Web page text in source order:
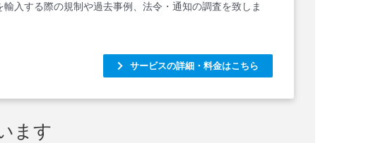
輸入する際の規制や過去事例、法令・通知の調査を致しま
サービスの詳細・料金はこちら
ます